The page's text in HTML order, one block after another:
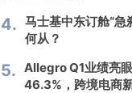
4. 马士基中东订舱“急
何从？
5. Allegro Q1业绩亮
46.3%，跨境电商